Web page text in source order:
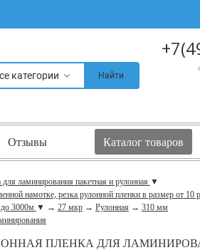
категории Найти
Отзывы Каталог товаров
ламинирования пакетная и рулонная ▼
намотке, резка рулонной пленки в размер от 10
3000м ▼ → 27 мкр → Рулонная → 310 мм
ПЛЕНКА ДЛЯ